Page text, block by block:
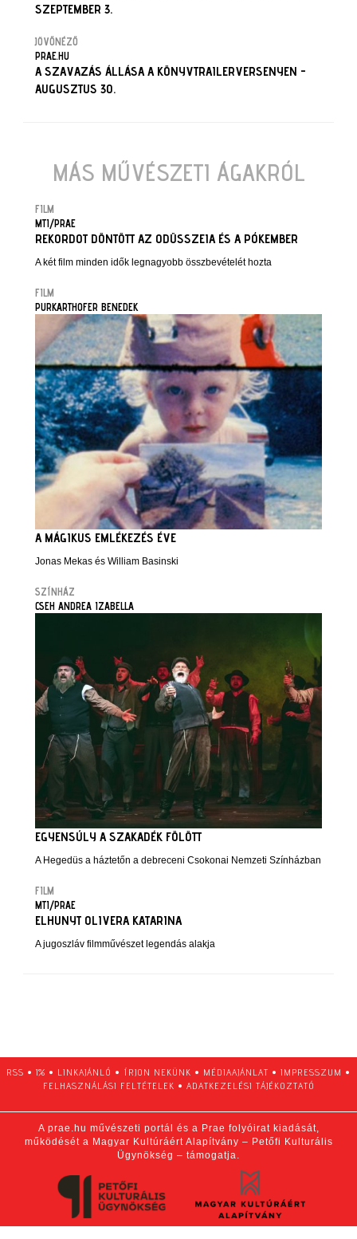
SZEPTEMBER 3.
JÖVŐNÉZŐ
PRAE.HU
A SZAVAZÁS ÁLLÁSA A KÖNYVTRAILERVERSENYEN -
AUGUSZTUS 30.
MÁS MŰVÉSZETI ÁGAKRÓL
FILM
MTI/PRAE
REKORDOT DÖNTÖTT AZ ODÜSSZEIA ÉS A PÓKEMBER
A két film minden idők legnagyobb összbevételét hozta
FILM
PURKARTHOFER BENEDEK
A MÁGIKUS EMLÉKEZÉS ÉVE
Jonas Mekas és William Basinski
SZÍNHÁZ
CSEH ANDREA IZABELLA
EGYENSÚLY A SZAKADÉK FÖLÖTT
A Hegedüs a háztetőn a debreceni Csokonai Nemzeti Színházban
FILM
MTI/PRAE
ELHUNYT OLIVERA KATARINA
A jugoszláv filmművészet legendás alakja
RSS • 1% • LINKAJÁNLÓ • ÍRJON NEKÜNK • MÉDIAAJÁNLAT • IMPRESSZUM •
FELHASZNÁLÁSI FELTÉTELEK • ADATKEZELÉSI TÁJÉKOZTATÓ
A prae.hu művészeti portál és a Prae folyóirat kiadását,
működését a Magyar Kultúráért Alapítvány – Petőfi Kulturális
Ügynökség – támogatja.